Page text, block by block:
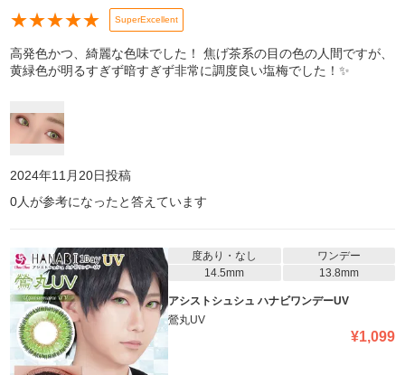
★★★★★ SuperExcellent
高発色かつ、綺麗な色味でした！ 焦げ茶系の目の色の人間ですが、
黄緑色が明るすぎず暗すぎず非常に調度良い塩梅でした！✨
2024年11月20日投稿
0人が参考になったと答えています
度あり・なし
ワンデー
14.5mm
13.8mm
アシストシュシュ ハナビワンデーUV
鶯丸UV
¥1,099